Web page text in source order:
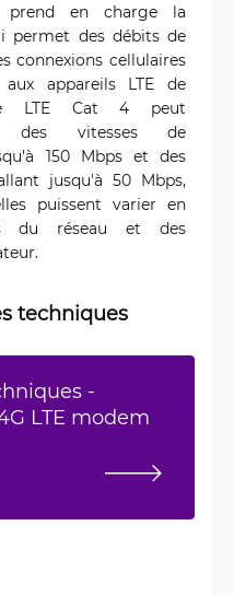
prend en charge la
permet des débits de
connexions cellulaires
appareils LTE de
LTE Cat 4 peut
des vitesses de
150 Mbps et des
jusqu'à 50 Mbps,
puissent varier en
du réseau et des
techniques
-
LTE modem